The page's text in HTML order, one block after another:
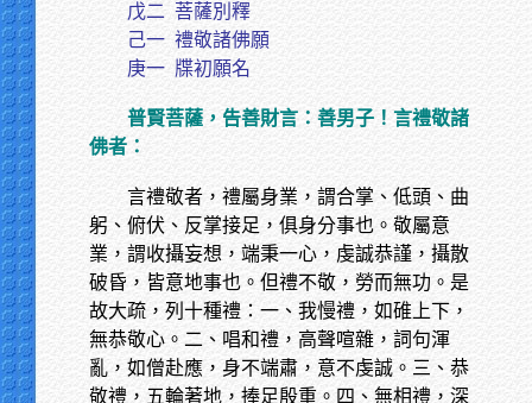
戊二 菩薩別釋
己一 禮敬諸佛願
庚一 牒初願名
普賢菩薩，告善財言：善男子！言禮敬諸
佛者：
言禮敬者，禮屬身業，謂合掌、低頭、曲
躬、俯伏、反掌接足，俱身分事也。敬屬意
業，謂收攝妄想，端秉一心，虔誠恭謹，攝散
破昏，皆意地事也。但禮不敬，勞而無功。是
故大疏，列十種禮：一、我慢禮，如碓上下，
無恭敬心。二、唱和禮，高聲喧雜，詞句渾
亂，如僧赴應，身不端肅，意不虔誠。三、恭
敬禮，五輪著地，捧足殷重。四、無相禮，深